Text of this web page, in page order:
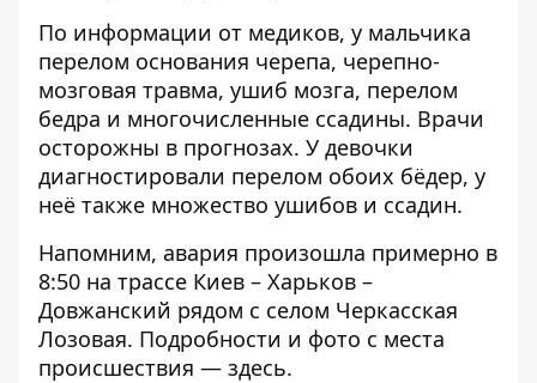
По информации от медиков, у мальчика
перелом основания черепа, черепно-
мозговая травма, ушиб мозга, перелом
бедра и многочисленные ссадины. Врачи
осторожны в прогнозах. У девочки
диагностировали перелом обоих бёдер, у
неё также множество ушибов и ссадин.
Напомним, авария произошла примерно в
8:50 на трассе Киев – Харьков –
Довжанский рядом с селом Черкасская
Лозовая. Подробности и фото с места
происшествия — здесь.